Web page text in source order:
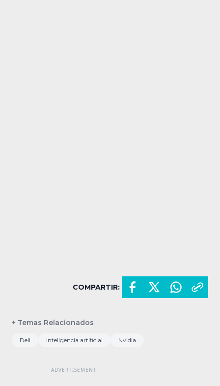
COMPARTIR:
+ Temas Relacionados
Dell Inteligencia artificial Nvidia